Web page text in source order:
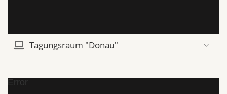
Tagungsraum "Donau"
Error